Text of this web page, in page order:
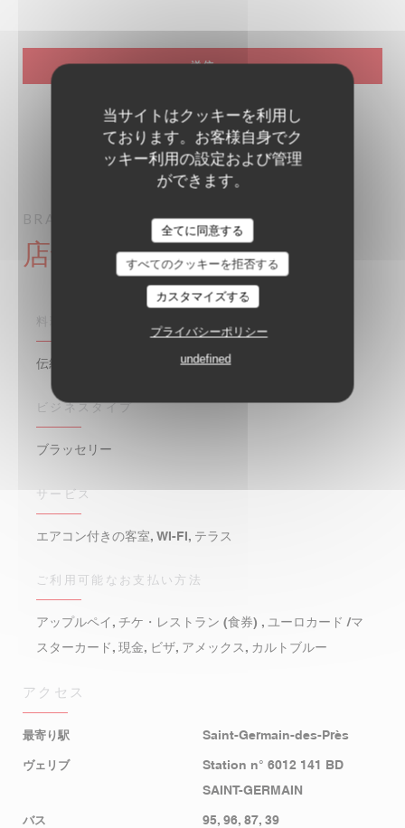
当サイトはクッキーを利用し
ております。お客様自身でク
ッキー利用の設定および管理
ができます。
全てに同意する
すべてのクッキーを拒否する
カスタマイズする
プライバシーポリシー
undefined
BRASSERIE LIPPブラッセリー
店舗情報
料理
伝統的なフランス語, 伝統料理
ビジネスタイプ
ブラッセリー
サービス
エアコン付きの客室, WI-FI, テラス
ご利用可能なお支払い方法
アップルペイ, チケ・レストラン (食券) , ユーロカード /マ
スターカード, 現金, ビザ, アメックス, カルトブルー
アクセス
最寄り駅
Saint-Germain-des-Près
ヴェリブ
Station n° 6012 141 BD
SAINT-GERMAIN
バス
95, 96, 87, 39